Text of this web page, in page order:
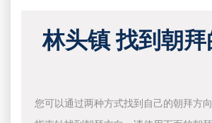
林头镇 找到朝拜
您可以通过两种方式找到自己的朝拜方